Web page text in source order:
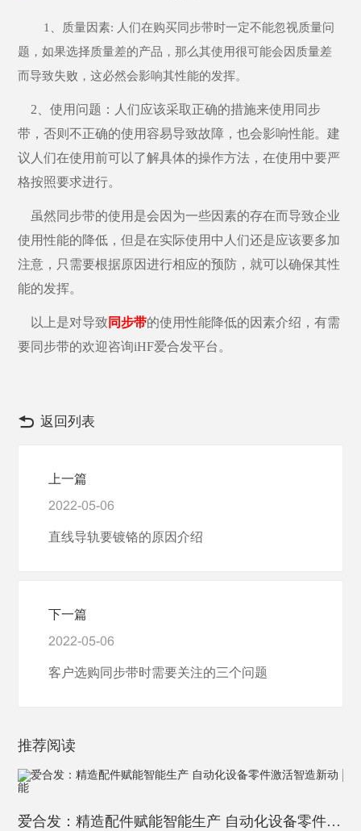
1、质量因素: 人们在购买同步带时一定不能忽视质量问
题，如果选择质量差的产品，那么其使用很可能会因质量差
而导致失败，这必然会影响其性能的发挥。
2、使用问题：人们应该采取正确的措施来使用同步
带，否则不正确的使用容易导致故障，也会影响性能。建
议人们在使用前可以了解具体的操作方法，在使用中要严
格按照要求进行。
虽然同步带的使用是会因为一些因素的存在而导致企业
使用性能的降低，但是在实际使用中人们还是应该要多加
注意，只需要根据原因进行相应的预防，就可以确保其性
能的发挥。
以上是对导致同步带的使用性能降低的因素介绍，有需
要同步带的欢迎咨询iHF爱合发平台。
返回列表
上一篇
2022-05-06
直线导轨要镀铬的原因介绍
下一篇
2022-05-06
客户选购同步带时需要关注的三个问题
推荐阅读
爱合发：精造配件赋能智能生产 自动化设备零件激活智造新动能